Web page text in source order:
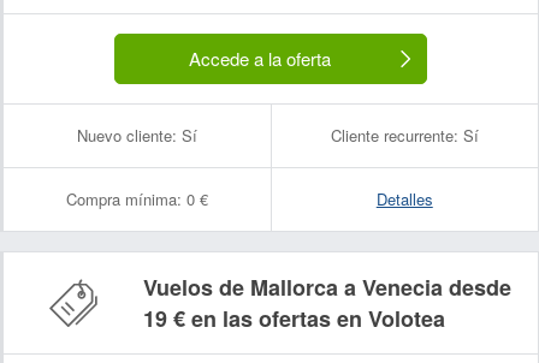
Accede a la oferta
Nuevo cliente: Sí Cliente recurrente: Sí
Compra mínima: 0 € Detalles
Vuelos de Mallorca a Venecia desde
19 € en las ofertas en Volotea